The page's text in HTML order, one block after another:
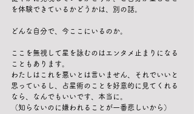
を体験できているかどうかは、別の話。
どんな自分で、今ここにいるのか。
ここを無視して星を詠むのはエンタメ止まりになる
こともあります。
わたしはこれを悪いとは言いません、それでいいと
思っているし、占星術のことを好意的に見てくれる
なら、なんでもいいです、本当に。
（知らないのに嫌われることが一番悲しいから）